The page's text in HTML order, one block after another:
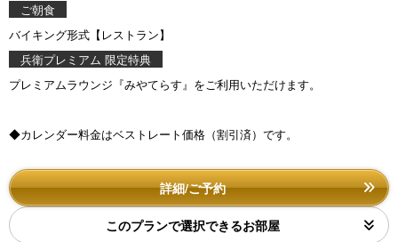
ご朝食
バイキング形式【レストラン】
兵衛プレミアム 限定特典
プレミアムラウンジ『みやてらす』をご利用いただけます。
◆カレンダー料金はベストレート価格（割引済）です。
詳細/ご予約
このプランで選択できるお部屋